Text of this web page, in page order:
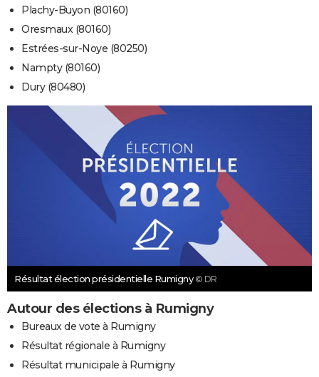
Plachy-Buyon (80160)
Oresmaux (80160)
Estrées-sur-Noye (80250)
Nampty (80160)
Dury (80480)
Résultat élection présidentielle Rumigny © DR
Autour des élections à Rumigny
Bureaux de vote à Rumigny
Résultat régionale à Rumigny
Résultat municipale à Rumigny